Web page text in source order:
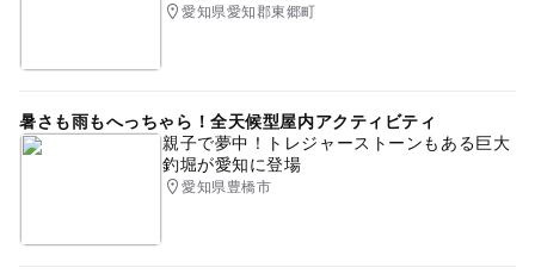
愛知県愛知郡東郷町
暑さも雨もへっちゃら！全天候型屋内アクティビティ
親子で夢中！トレジャーストーンもある巨大
釣堀が愛知に登場
愛知県豊橋市